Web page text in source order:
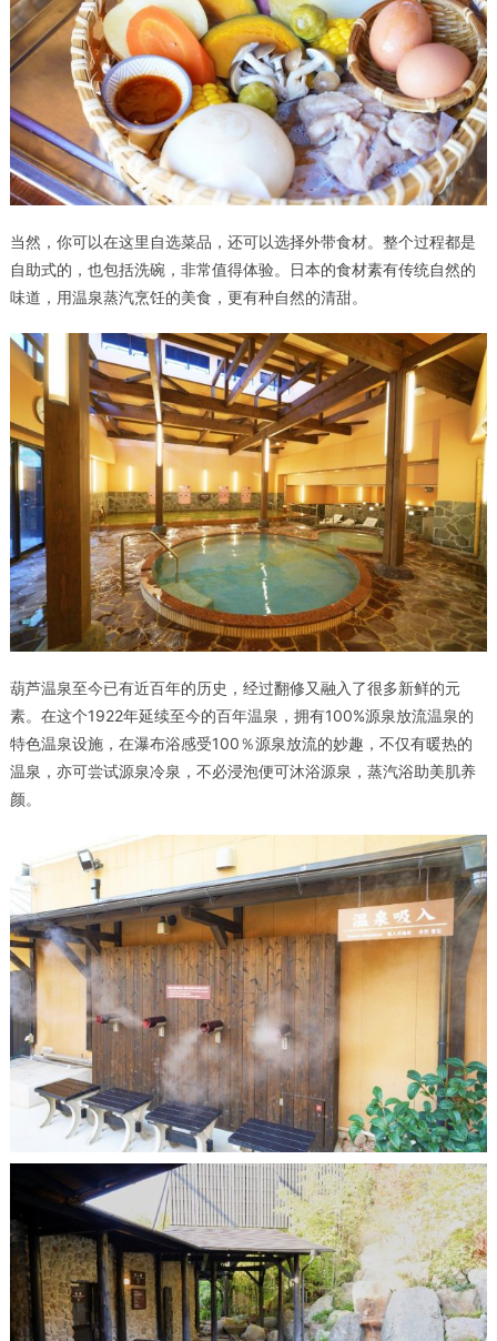
当然，你可以在这里自选菜品，还可以选择外带食材。整个过程都是
自助式的，也包括洗碗，非常值得体验。日本的食材素有传统自然的
味道，用温泉蒸汽烹饪的美食，更有种自然的清甜。
葫芦温泉至今已有近百年的历史，经过翻修又融入了很多新鲜的元
素。在这个1922年延续至今的百年温泉，拥有100%源泉放流温泉的
特色温泉设施，在瀑布浴感受100％源泉放流的妙趣，不仅有暖热的
温泉，亦可尝试源泉冷泉，不必浸泡便可沐浴源泉，蒸汽浴助美肌养
颜。